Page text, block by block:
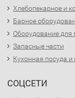
Хлебопекарное и
Барное
Оборудование для
Запасные части
Кухонная посуда и
СОЦСЕТИ